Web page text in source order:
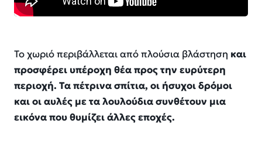
Το χωριό περιβάλλεται από πλούσια βλάστηση και
προσφέρει υπέροχη θέα προς την ευρύτερη
περιοχή. Τα πέτρινα σπίτια, οι ήσυχοι δρόμοι
και οι αυλές με τα λουλούδια συνθέτουν μια
εικόνα που θυμίζει άλλες εποχές.